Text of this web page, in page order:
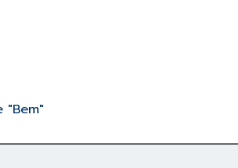
"Bem"